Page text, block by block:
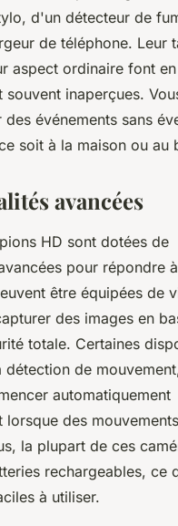
d'un détecteur de
de téléphone. Leur
aspect ordinaire font
souvent inaperçues.
événements sans
soit à la maison ou au
avancées
HD sont dotées de
pour répondre
être équipées de
des images en
totale. Certaines
détection de
automatiquement
lorsque des
la plupart de ces
rechargeables, ce
à utiliser.